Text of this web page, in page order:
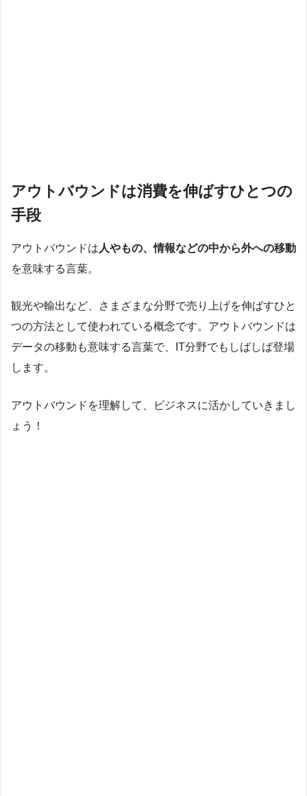
アウトバウンドは消費を伸ばすひとつの
手段
アウトバウンドは 人やもの、情報などの中から外への移動
を意味する言葉。
観光や輸出など、さまざまな分野で売り上げを伸ばすひと
つの方法として使われている概念です。アウトバウンドは
データの移動も意味する言葉で、IT分野でもしばしば登場
します。
アウトバウンドを理解して、ビジネスに活かしていきまし
ょう！